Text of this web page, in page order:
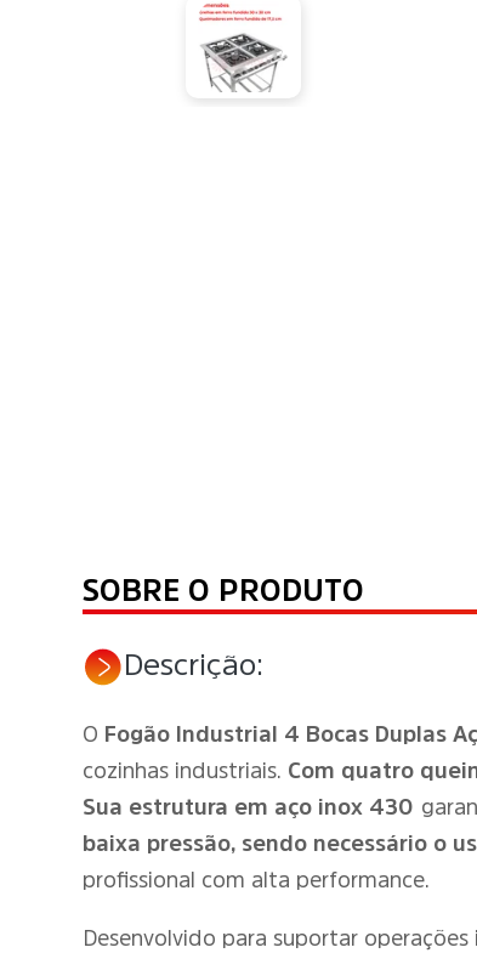
SOBRE O PRODUTO
Descrição:
O Fogão Industrial 4 Bocas Duplas
cozinhas industriais. Com quatro
Sua estrutura em aço inox 430
baixa pressão, sendo necessário o
profissional com alta performance.
Desenvolvido para suportar